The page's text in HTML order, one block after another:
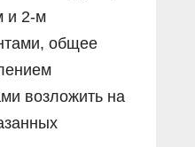
и 2-м
общее
возложить на